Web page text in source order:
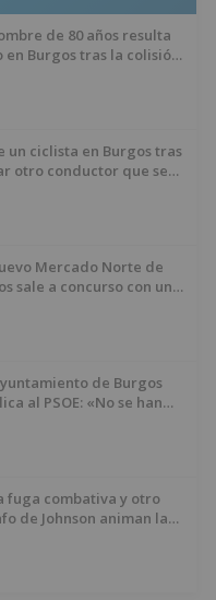
de 80 años resulta
en Burgos tras la colisión
un ciclista en Burgos tras
otro conductor que se
Mercado Norte de
sale a concurso con un
de Burgos
al PSOE: «No se han
fuga combativa y otro
de Johnson animan la